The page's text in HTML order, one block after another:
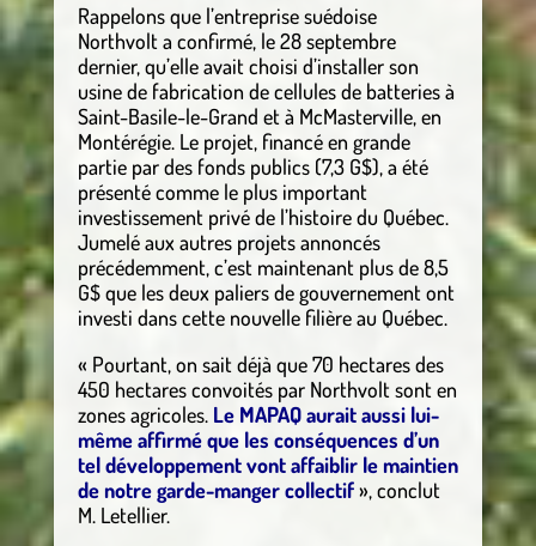
Rappelons que l’entreprise suédoise
Northvolt a confirmé, le 28 septembre
dernier, qu’elle avait choisi d’installer son
usine de fabrication de cellules de batteries à
Saint-Basile-le-Grand et à McMasterville, en
Montérégie. Le projet, financé en grande
partie par des fonds publics (7,3 G$), a été
présenté comme le plus important
investissement privé de l’histoire du Québec.
Jumelé aux autres projets annoncés
précédemment, c’est maintenant plus de 8,5
G$ que les deux paliers de gouvernement ont
investi dans cette nouvelle filière au Québec.
« Pourtant, on sait déjà que 70 hectares des
450 hectares convoités par Northvolt sont en
zones agricoles. Le MAPAQ aurait aussi lui-
même affirmé que les conséquences d’un
tel développement vont affaiblir le maintien
de notre garde-manger collectif», conclut
M. Letellier.